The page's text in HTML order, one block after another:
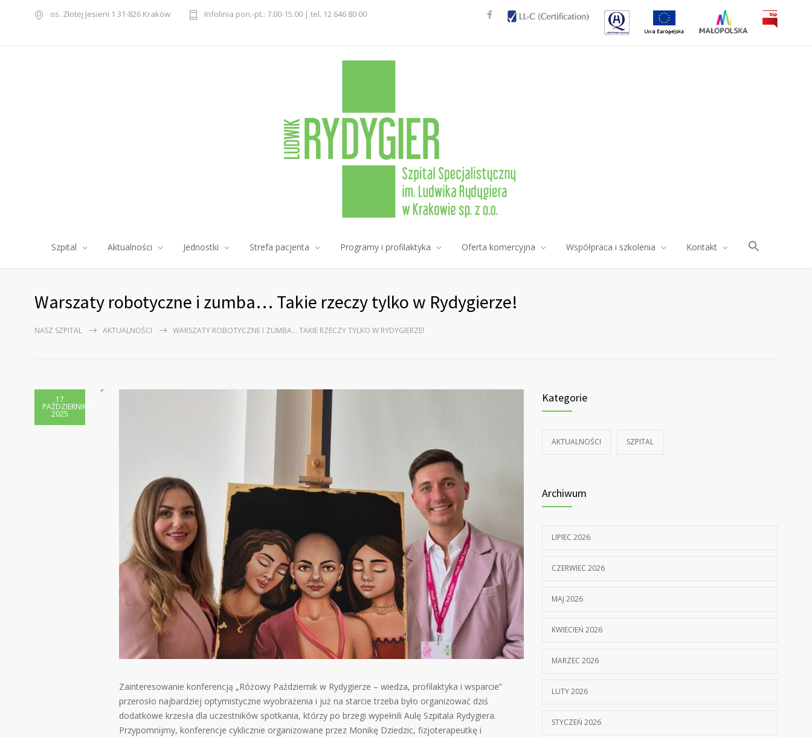
os. Złotej Jesieni 1 31-826 Kraków Infolinia pon.-pt.: 7.00-15.00 | tel. 12 646 80 00
Szpital Aktualności Jednostki Strefa pacjenta Programy i profilaktyka Oferta komercyjna Współpraca i szkolenia Kontakt
Warszaty robotyczne i zumba… Takie rzeczy tylko w Rydygierze!
NASZ SZPITAL AKTUALNOŚCI WARSZATY ROBOTYCZNE I ZUMBA… TAKIE RZECZY TYLKO W RYDYGIERZE!
17
PAŹDZIERNIKA
2025
Zainteresowanie konferencją „Różowy Październik w Rydygierze – wiedza, profilaktyka i wsparcie”
przerosło najbardziej optymistyczne wyobrażenia i już na starcie trzeba było organizować dziś
dodatkowe krzesła dla uczestników spotkania, którzy po brzegi wypełnili Aulę Szpitala Rydygiera.
Przypomnijmy, konferencje cyklicznie organizowane przez Monikę Dziedzic, fizjoterapeutkę i
Kategorie
AKTUALNOŚCI SZPITAL
Archiwum
LIPIEC 2026
CZERWIEC 2026
MAJ 2026
KWIECIEŃ 2026
MARZEC 2026
LUTY 2026
STYCZEŃ 2026